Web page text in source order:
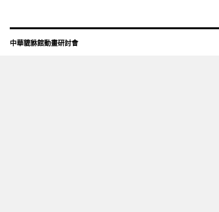
中華貔貅館動畫研討會